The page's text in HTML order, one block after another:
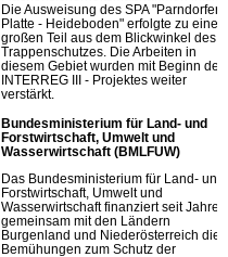
Die Ausweisung des SPA "Parndorfer
Platte - Heideboden" erfolgte zu einem
großen Teil aus dem Blickwinkel des
Trappenschutzes. Die Arbeiten in
diesem Gebiet wurden mit Beginn des
INTERREG III - Projektes weiter
verstärkt.
Bundesministerium für Land- und
Forstwirtschaft, Umwelt und
Wasserwirtschaft (BMLFUW)
Das Bundesministerium für Land- und
Forstwirtschaft, Umwelt und
Wasserwirtschaft finanziert seit Jahren
gemeinsam mit den Ländern
Burgenland und Niederösterreich die
Bemühungen zum Schutz der